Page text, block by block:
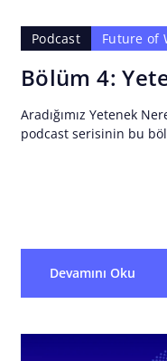
Podcast Future of
Bölüm 4:
Aradığımız Yetenek
podcast serisinin bu
Devamını Oku